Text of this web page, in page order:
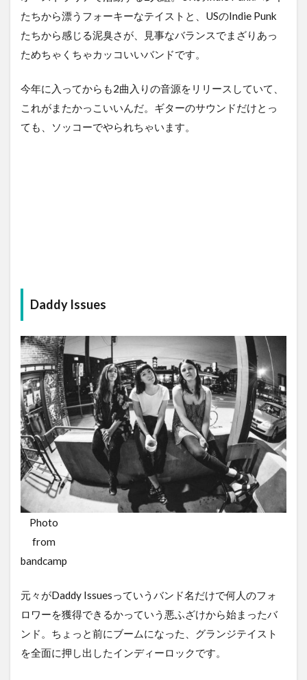
たちから漂うフォーキーなテイストと、USのIndie Punk
たちから感じる泥臭さが、見事なバランスでまざりあっ
ためちゃくちゃカッコいいバンドです。
今年に入ってからも2曲入りの音源をリリースしていて、
これがまたかっこいいんだ。ギターのサウンドだけとっ
ても、ソッコーでやられちゃいます。
Daddy Issues
Photo
from
bandcamp
元々がDaddy Issuesっていうバンド名だけで何人のフォ
ロワーを獲得できるかっていう悪ふざけから始まったバ
ンド。ちょっと前にブームになった、グランジテイスト
を全面に押し出したインディーロックです。